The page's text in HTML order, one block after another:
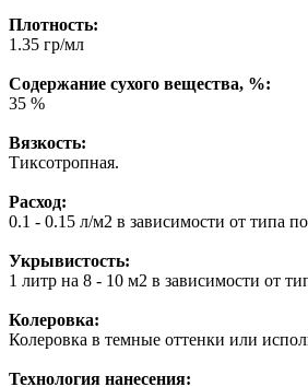
Плотность:
1.35 гр/мл
Содержание сухого вещества, %:
35 %
Вязкость:
Тиксотропная.
Расход:
0.1 - 0.15 л/м2 в зависимости от типа
Укрывистость:
1 литр на 8 - 10 м2 в зависимости от
Колеровка:
Колеровка в темные оттенки или
Технология нанесения: